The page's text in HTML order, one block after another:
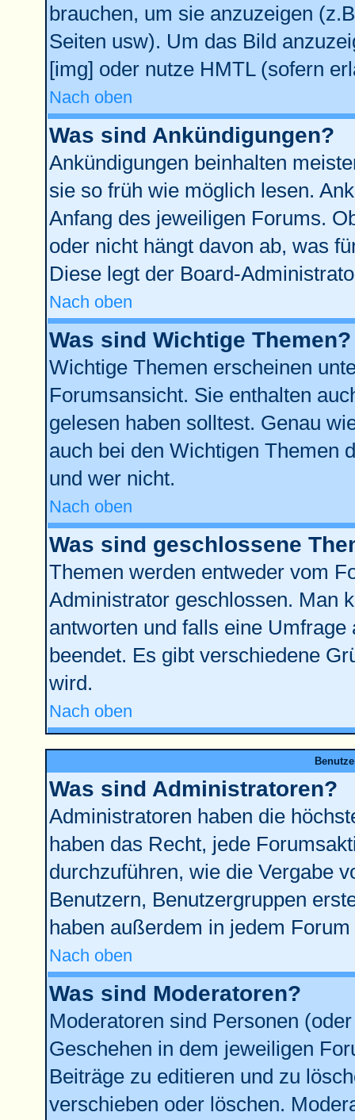
brauchen, um sie anzuzeigen
Seiten usw). Um das Bild
[img] oder nutze HMTL (sofern
Nach oben
Was sind Ankündigungen?
Ankündigungen beinhalten
sie so früh wie möglich lesen.
Anfang des jeweiligen Forums.
oder nicht hängt davon ab, was
Diese legt der Board-
Nach oben
Was sind Wichtige Themen?
Wichtige Themen erscheinen
Forumsansicht. Sie enthalten
gelesen haben solltest. Genau
auch bei den Wichtigen Themen
und wer nicht.
Nach oben
Was sind geschlossene
Themen werden entweder vom
Administrator geschlossen. Man
antworten und falls eine
beendet. Es gibt verschiedene
wird.
Nach oben
Was sind Administratoren?
Administratoren haben die
haben das Recht, jede
durchzuführen, wie die Vergabe
Benutzern, Benutzergruppen
haben außerdem in jedem
Nach oben
Was sind Moderatoren?
Moderatoren sind Personen
Geschehen in dem jeweiligen
Beiträge zu editieren und zu
verschieben oder löschen.